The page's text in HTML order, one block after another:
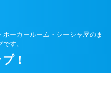
ーカールーム・シーシャ屋のま
す。
！